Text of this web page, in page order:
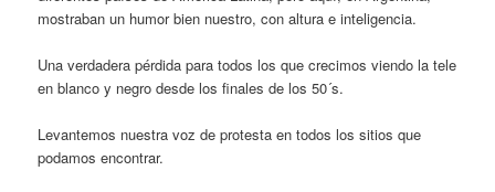
mostraban un humor bien nuestro, con altura e inteligencia.
Una verdadera pérdida para todos los que crecimos viendo la tele
en blanco y negro desde los finales de los 50´s.
Levantemos nuestra voz de protesta en todos los sitios que
podamos encontrar.